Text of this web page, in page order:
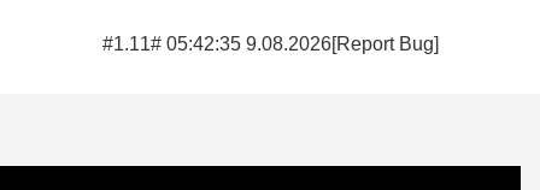
9.08.2026 05:42:35 #1.11#